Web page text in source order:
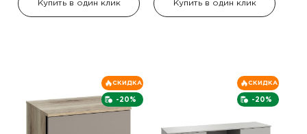
Купить в один клик Купить в один клик
-20%
СКИДКА
-20%
СКИДКА